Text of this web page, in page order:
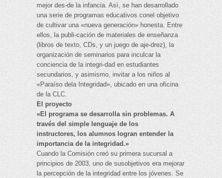
mejor des-de la infancia. Así, se han desarrollado
una serie de programas educativos conel objetivo
de cultivar una «nueva generación» honesta. Entre
ellos, la publi-cación de materiales de enseñanza
(libros de texto, CDs, y un juego de aje-drez), la
organización de seminarios para inculcar la
conciencia de la integri-dad en estudiantes
secundarios, y asimismo, invitar a los niños al
«Paraíso dela Integridad», ubicado en una oficina
de la CLC.
El proyecto
«El programa se desarrolla sin problemas. A
través del simple lenguaje de los
instructores, los alumnos logran entender la
importancia de la integridad.»
Cuando la Comisión creó su primera sucursal a
principios de 2003, uno de susobjetivos era mejorar
la percepción de la integridad entre los jóvenes. Se